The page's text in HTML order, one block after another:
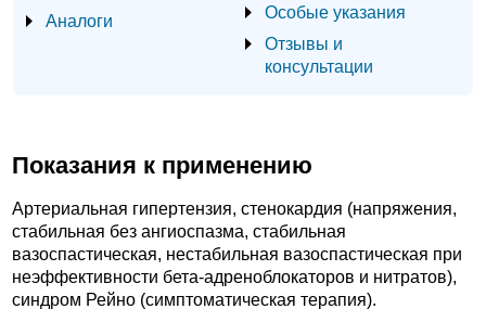
Аналоги
Особые указания
Отзывы и
консультации
Показания к применению
Артериальная гипертензия, стенокардия (напряжения,
стабильная без ангиоспазма, стабильная
вазоспастическая, нестабильная вазоспастическая при
неэффективности бета-адреноблокаторов и нитратов),
синдром Рейно (симптоматическая терапия).